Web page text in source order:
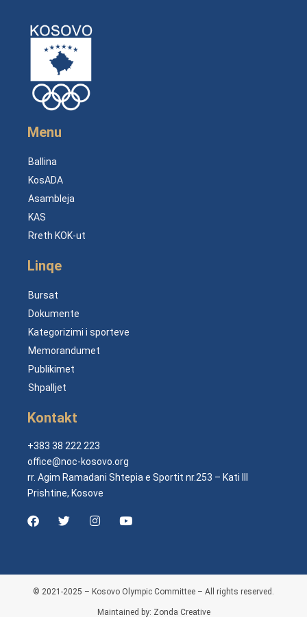
Menu
Ballina
KosADA
Asambleja
KAS
Rreth KOK-ut
Linqe
Bursat
Dokumente
Kategorizimi i sporteve
Memorandumet
Publikimet
Shpalljet
Kontakt
+383 38 222 223
office@noc-kosovo.org
rr. Agim Ramadani Shtepia e Sportit nr.253 – Kati III
Prishtine, Kosove
© 2021-2025 – Kosovo Olympic Committee – All rights reserved.
Maintained by: Zonda Creative